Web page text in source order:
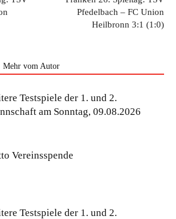
Pfedelbach – FC Union
Heilbronn 3:1 (1:0)
Mehr vom Autor
Testspiele der 1. und 2.
am Sonntag, 09.08.2026
Vereinsspende
Testspiele der 1. und 2.